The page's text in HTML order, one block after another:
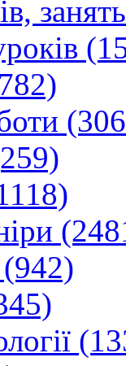
(942)